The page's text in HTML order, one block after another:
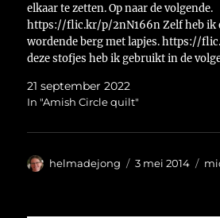
elkaar te zetten. Op naar de volgende.
https://flic.kr/p/2nN166n Zelf heb ik
wordende berg met lapjes. https://
deze stofjes heb ik gebruikt in de
21 september 2022
In "Amish Circle quilt"
Auteur
helmadejong
Geplaatst
3 mei 2014